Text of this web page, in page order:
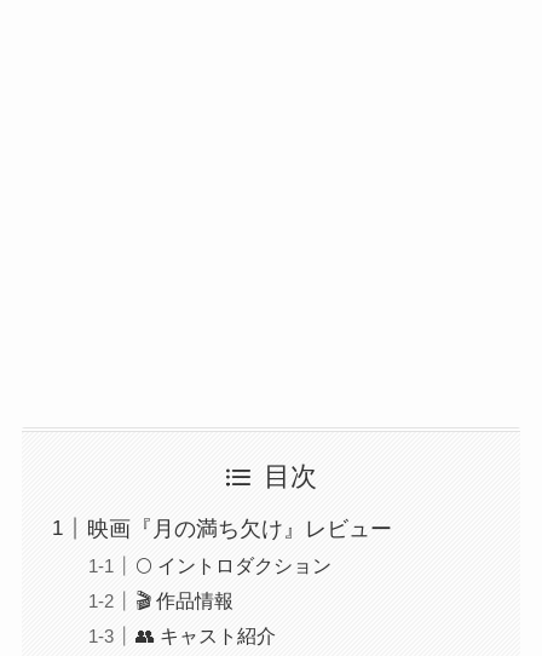
目次
映画『月の満ち欠け』レビュー
🌕 イントロダクション
🎬 作品情報
👥 キャスト紹介